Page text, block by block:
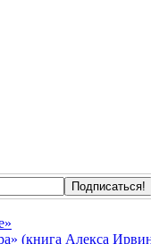
(книга Алекса